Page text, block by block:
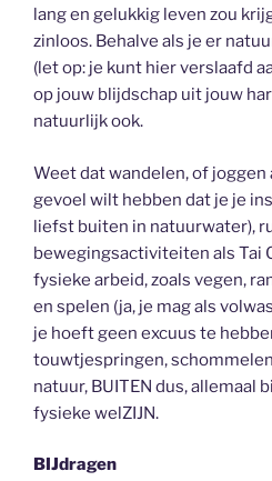
lang en gelukkig leven zou
zinloos. Behalve als je er
(let op: je kunt hier verslaafd
op jouw blijdschap uit jouw
natuurlijk ook.
Weet dat wandelen, of joggen
gevoel wilt hebben dat je je
liefst buiten in natuurwater),
bewegingsactiviteiten als Tai
fysieke arbeid, zoals vegen,
en spelen (ja, je mag als
je hoeft geen excuus te
touwtjespringen,
natuur, BUITEN dus, allemaal
fysieke welZIJN.
BIJdragen